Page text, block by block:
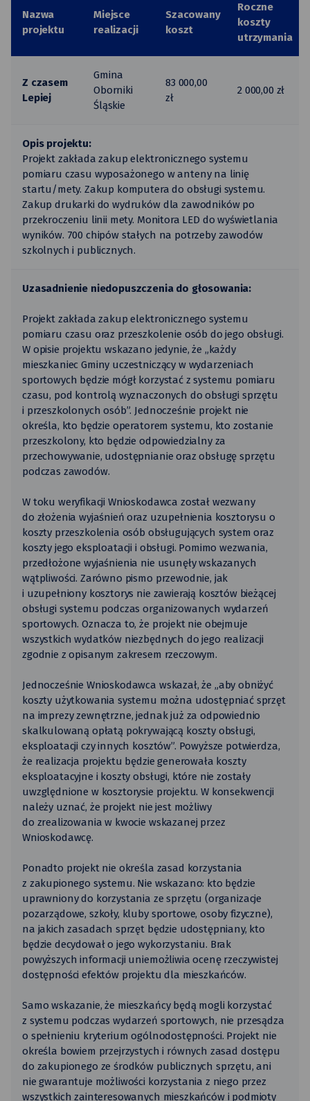
Nazwa
projektu
Miejsce
realizacji
Szacowany
koszt
Roczne
koszty
utrzymania
Z czasem
Lepiej
Gmina
Oborniki
Śląskie
83 000,00
zł
2 000,00 zł
Opis projektu:
Projekt zakłada zakup elektronicznego systemu
pomiaru czasu wyposażonego w anteny na linię
startu/mety. Zakup komputera do obsługi systemu.
Zakup drukarki do wydruków dla zawodników po
przekroczeniu linii mety. Monitora LED do wyświetlania
wyników. 700 chipów stałych na potrzeby zawodów
szkolnych i publicznych.
Uzasadnienie niedopuszczenia do głosowania:
Projekt zakłada zakup elektronicznego systemu
pomiaru czasu oraz przeszkolenie osób do jego obsługi.
W opisie projektu wskazano jedynie, że „każdy
mieszkaniec Gminy uczestniczący w wydarzeniach
sportowych będzie mógł korzystać z systemu pomiaru
czasu, pod kontrolą wyznaczonych do obsługi sprzętu
i przeszkolonych osób”. Jednocześnie projekt nie
określa, kto będzie operatorem systemu, kto zostanie
przeszkolony, kto będzie odpowiedzialny za
przechowywanie, udostępnianie oraz obsługę sprzętu
podczas zawodów.
W toku weryfikacji Wnioskodawca został wezwany
do złożenia wyjaśnień oraz uzupełnienia kosztorysu o
koszty przeszkolenia osób obsługujących system oraz
koszty jego eksploatacji i obsługi. Pomimo wezwania,
przedłożone wyjaśnienia nie usunęły wskazanych
wątpliwości. Zarówno pismo przewodnie, jak
i uzupełniony kosztorys nie zawierają kosztów bieżącej
obsługi systemu podczas organizowanych wydarzeń
sportowych. Oznacza to, że projekt nie obejmuje
wszystkich wydatków niezbędnych do jego realizacji
zgodnie z opisanym zakresem rzeczowym.
Jednocześnie Wnioskodawca wskazał, że „aby obniżyć
koszty użytkowania systemu można udostępniać sprzęt
na imprezy zewnętrzne, jednak już za odpowiednio
skalkulowaną opłatą pokrywającą koszty obsługi,
eksploatacji czy innych kosztów”. Powyższe potwierdza,
że realizacja projektu będzie generowała koszty
eksploatacyjne i koszty obsługi, które nie zostały
uwzględnione w kosztorysie projektu. W konsekwencji
należy uznać, że projekt nie jest możliwy
do zrealizowania w kwocie wskazanej przez
Wnioskodawcę.
Ponadto projekt nie określa zasad korzystania
z zakupionego systemu. Nie wskazano: kto będzie
uprawniony do korzystania ze sprzętu (organizacje
pozarządowe, szkoły, kluby sportowe, osoby fizyczne),
na jakich zasadach sprzęt będzie udostępniany, kto
będzie decydował o jego wykorzystaniu. Brak
powyższych informacji uniemożliwia ocenę rzeczywistej
dostępności efektów projektu dla mieszkańców.
Samo wskazanie, że mieszkańcy będą mogli korzystać
z systemu podczas wydarzeń sportowych, nie przesądza
o spełnieniu kryterium ogólnodostępności. Projekt nie
określa bowiem przejrzystych i równych zasad dostępu
do zakupionego ze środków publicznych sprzętu, ani
nie gwarantuje możliwości korzystania z niego przez
wszystkich zainteresowanych mieszkańców i podmioty